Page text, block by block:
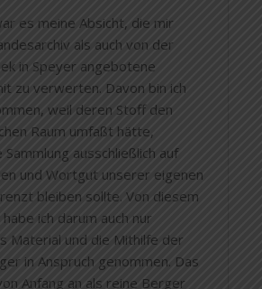
es meine Absicht, die mir
als auch von der
in Speyer angebotene
zu verwerten. Davon bin ich
weil deren Stoff den
Raum umfaßt hätte,
ausschließlich auf
und Wortgut unserer eigenen
bleiben sollte. Von diesem
ich darum auch nur
Material und die Mithilfe der
in Anspruch genommen. Das
Anfang an als reine Berger